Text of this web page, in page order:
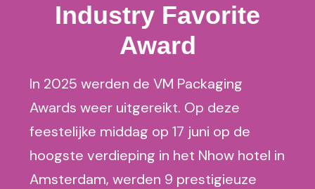
Industry Favorite
Award
In 2025 werden de VM Packaging
Awards weer uitgereikt. Op deze
feestelijke middag op 17 juni op de
hoogste verdieping in het Nhow hotel in
Amsterdam, werden 9 prestigieuze